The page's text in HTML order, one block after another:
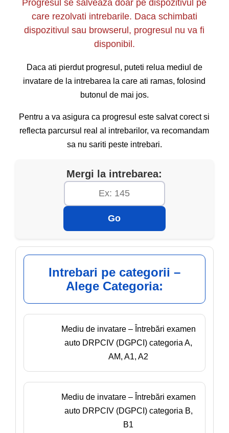
amenda prevăzută în clasa a IV-a de sancțiuni și
cu aplicarea sancțiunii complementare a
suspendării exercitării dreptului de a conduce
pentru o perioada de 90 de zile săvârșirea de
g) nerespectarea regulilor privind prioritatea de
produs un accident de circulație din care au
rezultat numai avarierea unui vehicul sau alte
pagube materiale;
Progresul se salveaza doar pe dispozitivul pe
care rezolvati intrebarile. Daca schimbati
dispozitivul sau browserul, progresul nu va fi
disponibil.
Daca ati pierdut progresul, puteti relua mediul de
invatare de la intrebarea la care ati ramas, folosind
butonul de mai jos.
Pentru a va asigura ca progresul este salvat corect si
reflecta parcursul real al intrebarilor, va recomandam
sa nu sariti peste intrebari.
Mergi la intrebarea:
Go
Intrebari pe categorii –
Alege Categoria:
Mediu de invatare – Întrebări examen
auto DRPCIV (DGPCI) categoria A,
AM, A1, A2
Mediu de invatare – Întrebări examen
auto DRPCIV (DGPCI) categoria B,
B1